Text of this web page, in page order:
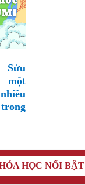
một
HỌC NỔI BẬT